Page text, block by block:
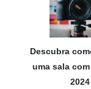
Descubra
uma sala
2024